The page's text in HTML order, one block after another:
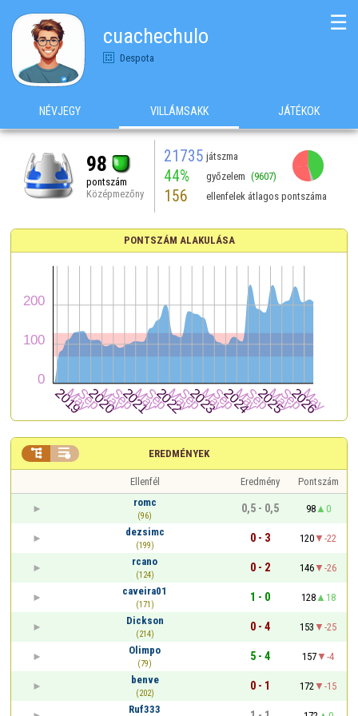
cuachechulo
Despota
☰
NÉVJEGY VILLÁMSAKK JÁTÉKOK
98
pontszám
Középmezőny
21735 játszma
44% győzelem (9607)
156 ellenfelek átlagos pontszáma
PONTSZÁM ALAKULÁSA
EREDMÉNYEK
 
Ellenfél Eredmény
Pontszám
romc
(96)
0,5 - 0,5 98
0
dezsimc
(199)
0 - 3 120
-22
rcano
(124)
0 - 2 146
-26
caveira01
(171)
1 - 0 128
18
Dickson
(214)
0 - 4 153
-25
Olimpo
(79)
5 - 4 157
-4
benve
(202)
0 - 1 172
-15
Ruf333